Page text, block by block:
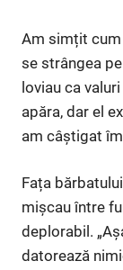
Am simțit
se strângea
loviau ca
apăra, dar el
am câștigat
Fața
mișcau între
deplorabil.
datorează